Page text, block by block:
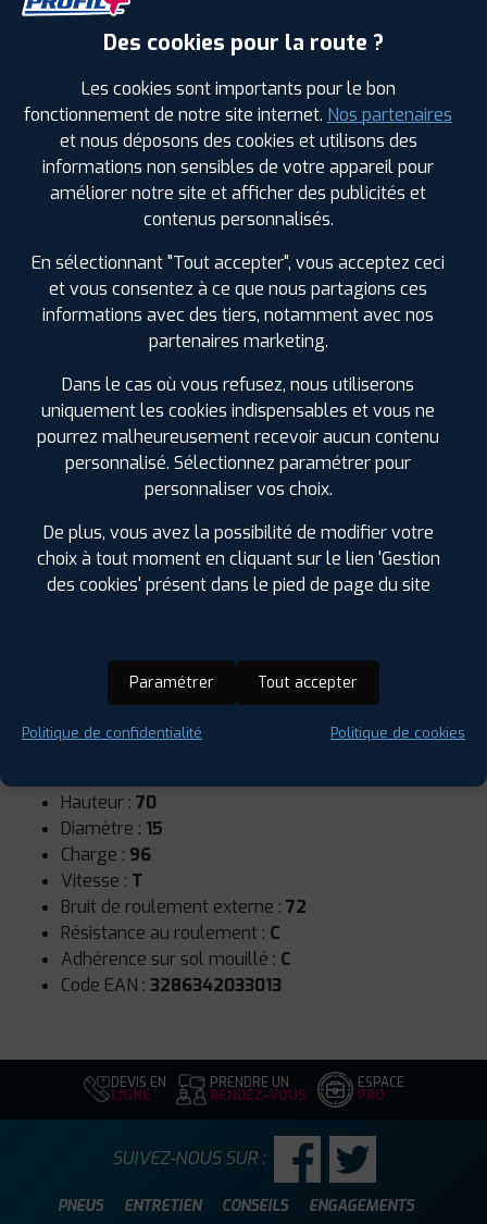
Sous réserve de disponibilité en agence
SPÉCIFICATIONS AVIS CLIENTS ÉTIQUETAGE
Saison :
4 Saisons
Hauteur : 70
Diamètre : 15
Charge : 96
Vitesse : T
Bruit de roulement externe : 72
Résistance au roulement : C
Adhérence sur sol mouillé : C
Code EAN : 3286342033013
DEVIS EN
LIGNE
PRENDRE UN
RENDEZ-VOUS
ESPACE
PRO
PNEUS ENTRETIEN CONSEILS ENGAGEMENTS
SUIVEZ-NOUS SUR :
Des cookies pour la route ?
Les cookies sont importants pour le bon
fonctionnement de notre site internet. Nos partenaires
et nous déposons des cookies et utilisons des
informations non sensibles de votre appareil pour
améliorer notre site et afficher des publicités et
contenus personnalisés.
En sélectionnant "Tout accepter", vous acceptez ceci
et vous consentez à ce que nous partagions ces
informations avec des tiers, notamment avec nos
partenaires marketing.
Dans le cas où vous refusez, nous utiliserons
uniquement les cookies indispensables et vous ne
pourrez malheureusement recevoir aucun contenu
personnalisé. Sélectionnez paramétrer pour
personnaliser vos choix.
De plus, vous avez la possibilité de modifier votre
choix à tout moment en cliquant sur le lien 'Gestion
des cookies' présent dans le pied de page du site
Paramétrer Tout accepter
Politique de confidentialité Politique de cookies